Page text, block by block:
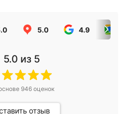
5.0 4.9
5.0 из 5
946оценок
отзыв